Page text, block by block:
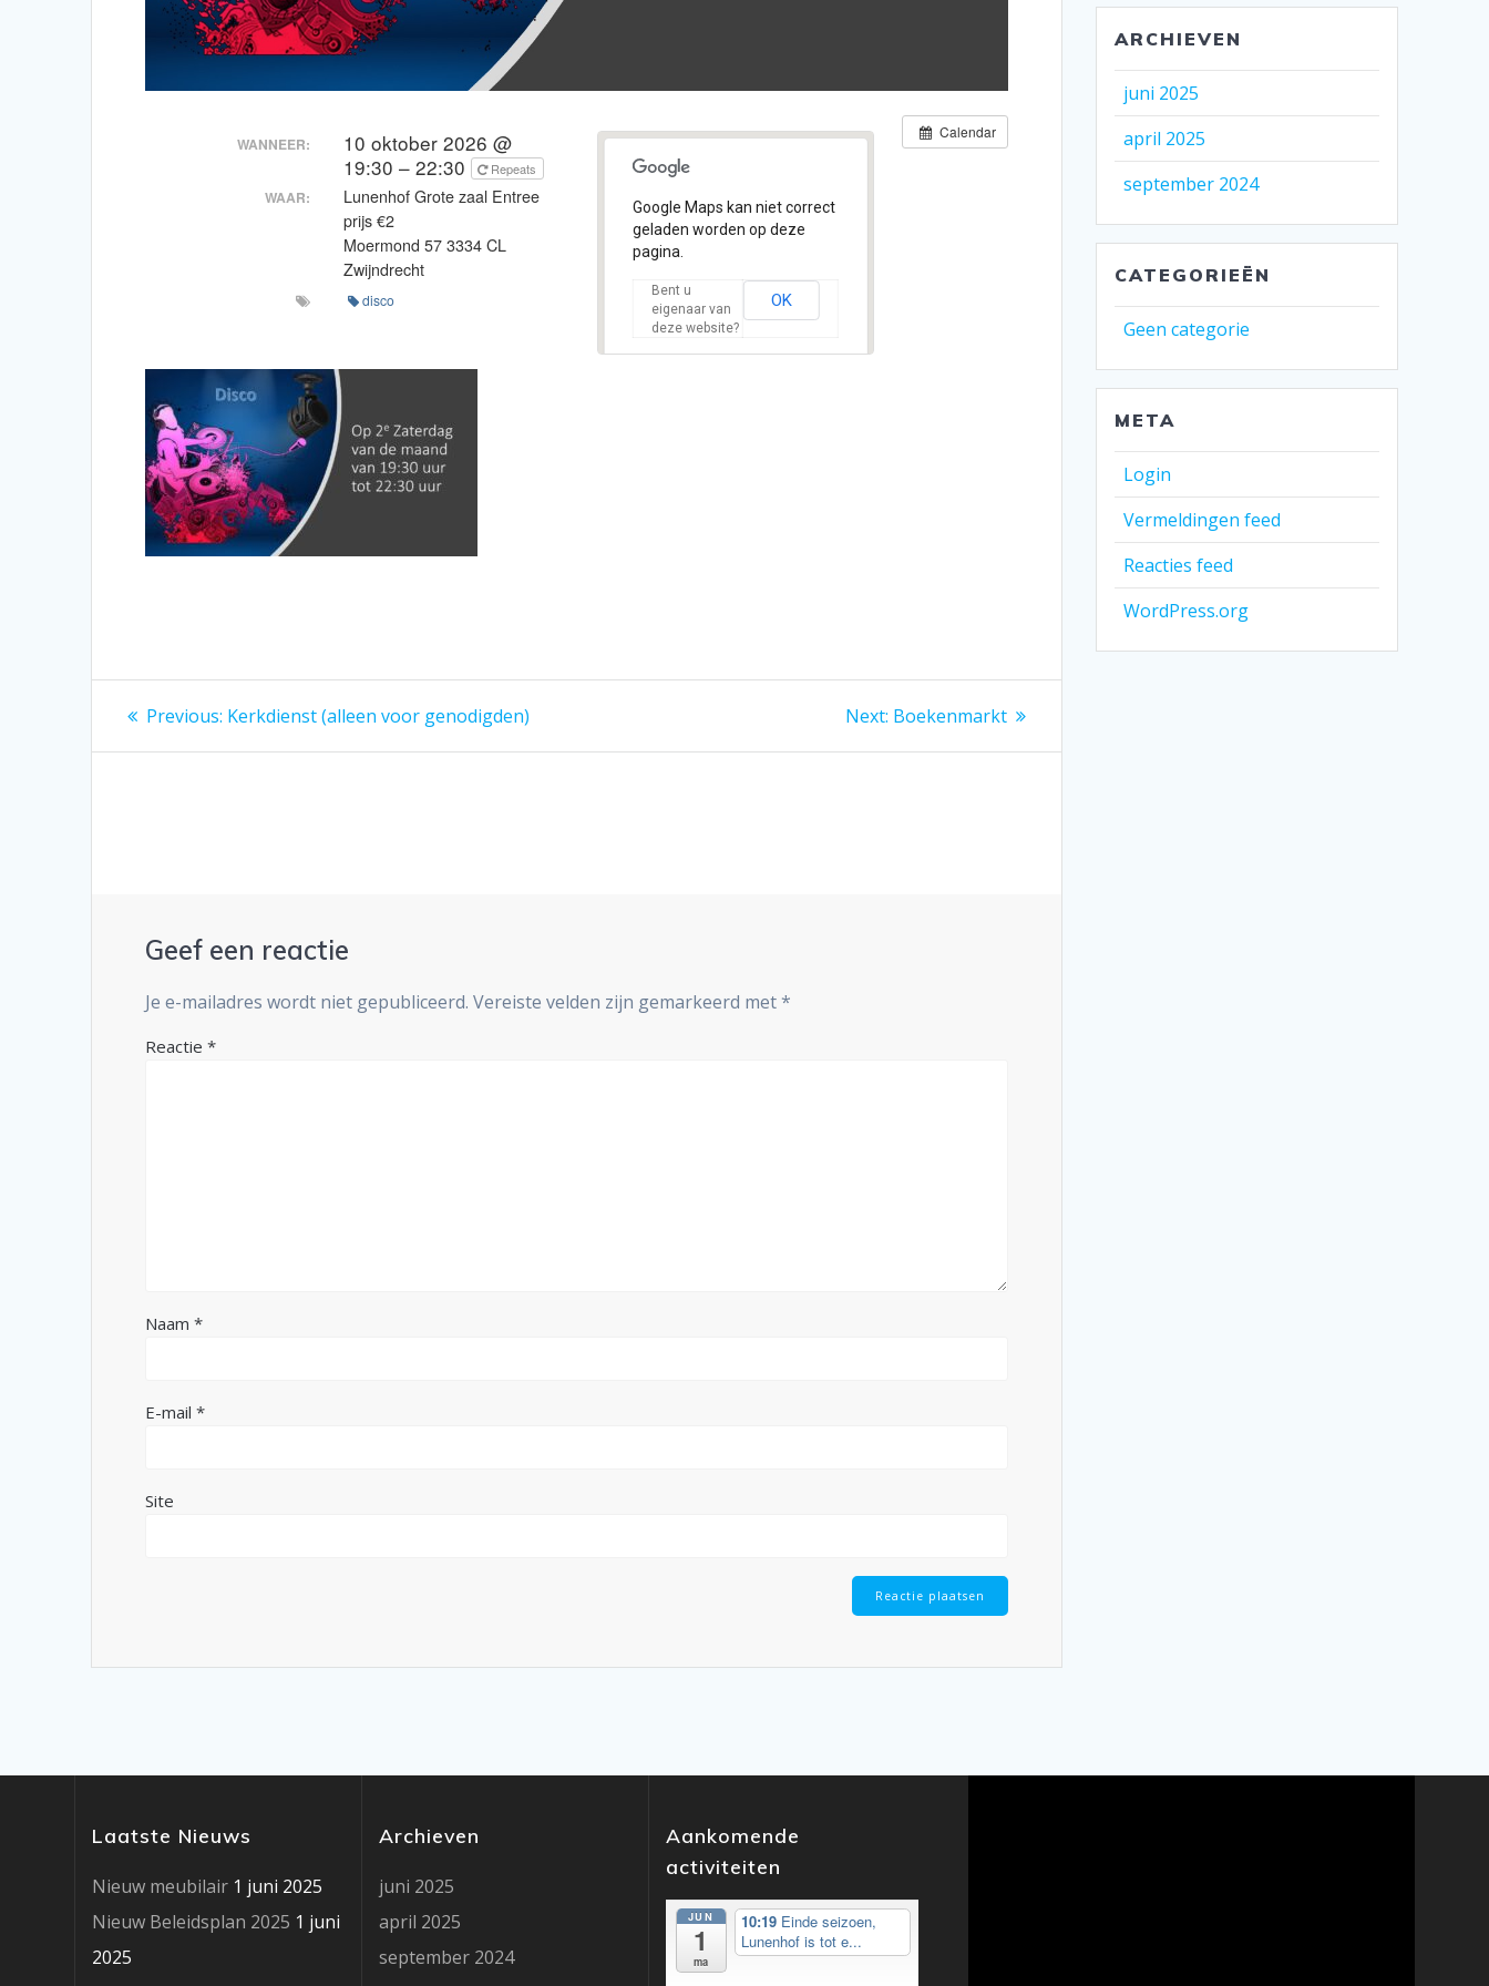
Calendar
Google Maps kan niet correct
geladen worden op deze
pagina.
Bent u
eigenaar van
deze website?
OK
WANNEER:
10 oktober 2026 @
19:30 – 22:30
Repeats
WAAR:
Lunenhof Grote zaal Entree
prijs €2
Moermond 57 3334 CL
Zwijndrecht
disco
Bericht
navigatie
Previous: Previous
Kerkdienst (alleen voor genodigden) Next: Next
Boekenmarkt
Geef een reactie
Je e-mailadres wordt niet gepubliceerd. Vereiste velden zijn gemarkeerd met*
Reactie*
Naam*
E-mail*
Site
ARCHIEVEN
juni 2025
april 2025
september 2024
CATEGORIEËN
Geen categorie
META
Login
Vermeldingen feed
Reacties feed
WordPress.org
Laatste Nieuws
Nieuw meubilair 1 juni 2025
Nieuw Beleidsplan 2025 1 juni
2025
Archieven
juni 2025
april 2025
september 2024
Aankomende
activiteiten
JUN
1
ma
10:19 Einde seizoen,
Lunenhof is tot e...